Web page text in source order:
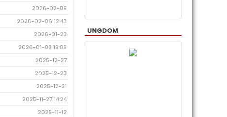
2026-02-09
2026-02-06 12:43
2026-01-23
2026-01-03 19:09
2025-12-27
2025-12-23
2025-12-21
2025-11-27 14:24
2025-11-12
UNGDOM